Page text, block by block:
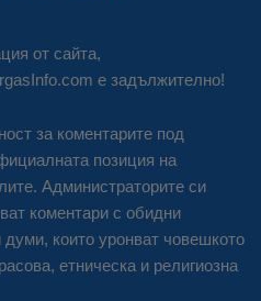
от сайта,
е задължително!
за коментарите под
позиция на
Администраторите си
коментари с обидни
които уронват човешкото
етническа и религиозна